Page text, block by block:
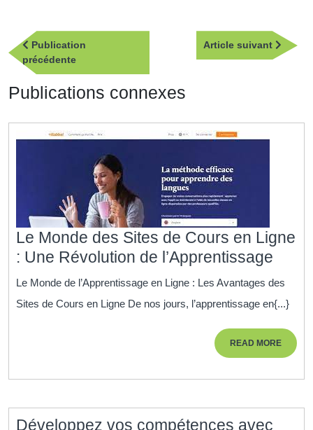
Navigation
de
l’article
Publication
précédentePublication
précédente
Article suivant
Article
Publications connexes
Le Monde des Sites de Cours en Ligne
: Une Révolution de l’Apprentissage
des
Sites
de
:
Le Monde de l’Apprentissage en Ligne : Les Avantages des
Sites de Cours en Ligne De nos jours, l’apprentissage en{...}
READ MOREREAD
MORE
Développez vos compétences avec